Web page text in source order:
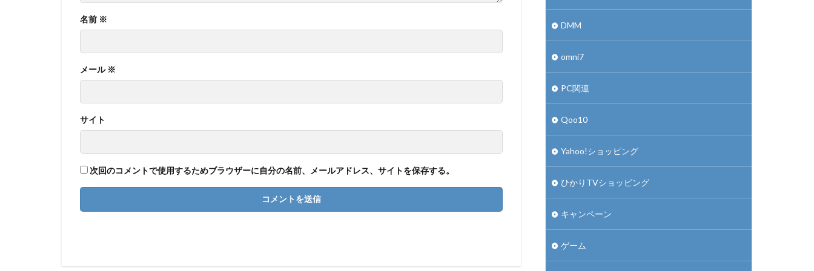
名前 ※
メール ※
サイト
次回のコメントで使用するためブラウザーに自分の名前、メールアドレス、サイトを保存する。
DMM
omni7
PC関連
Qoo10
Yahoo!ショッピング
ひかりTVショッピング
キャンペーン
ゲーム